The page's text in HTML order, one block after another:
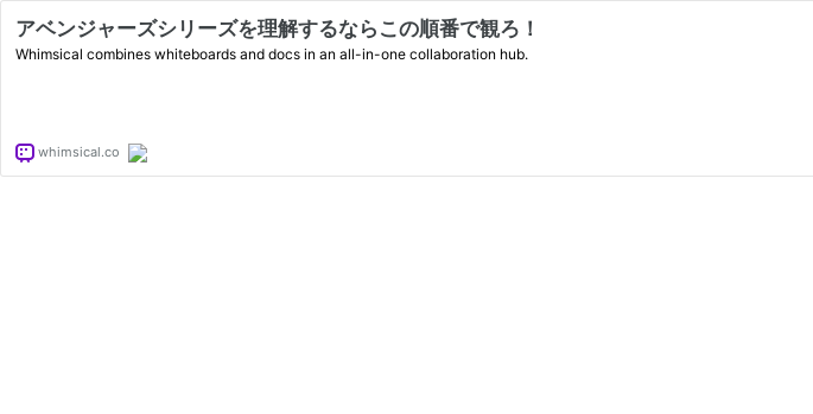
アベンジャーズシリーズを理解するならこの順番で観ろ！
Whimsical combines whiteboards and docs in an all-in-one collaboration hub.
whimsical.co